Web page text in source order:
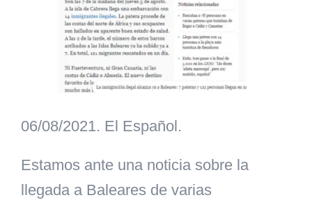
06/08/2021. El Español.
Estamos ante una noticia sobre la
llegada a Baleares de varias